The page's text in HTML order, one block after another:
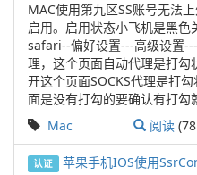
MAC使用第九区SS账号无法
启用。启用状态小飞机是黑
safari--偏好设置---高级设置
理，这个页面自动代理是打
开这个页面SOCKS代理是打
面是没有打勾的要确认有打勾
阅读
Mac
认证 苹果手机IOS使用